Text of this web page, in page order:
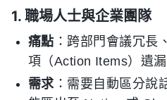
1. 職場人士與企業團隊
痛點 ：跨部門會議冗長
項（Action Items）遺漏
需求：需要自動區分說